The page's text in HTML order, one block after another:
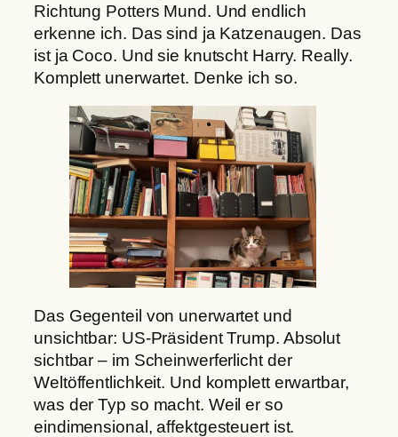
Richtung Potters Mund. Und endlich
erkenne ich. Das sind ja Katzenaugen. Das
ist ja Coco. Und sie knutscht Harry. Really.
Komplett unerwartet. Denke ich so.
Das Gegenteil von unerwartet und
unsichtbar: US-Präsident Trump. Absolut
sichtbar – im Scheinwerferlicht der
Weltöffentlichkeit. Und komplett erwartbar,
was der Typ so macht. Weil er so
eindimensional, affektgesteuert ist.